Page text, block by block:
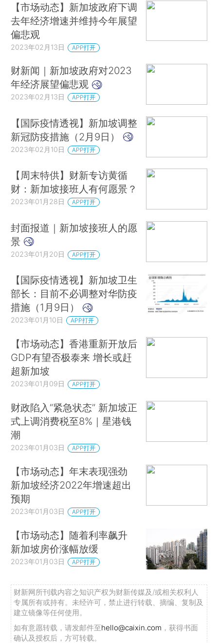
【市场动态】新加坡政府下调
去年经济增速并维持今年展望
偏悲观
2023年02月13日 APP打开
财新闻｜新加坡政府对2023
年经济展望偏悲观
2023年02月13日 APP打开
【国际疫情透视】新加坡调整
新冠防疫措施（2月9日）
2023年02月10日 APP打开
【周末特供】财新专访黄循
财：新加坡接班人有何愿景？
2023年01月28日 APP打开
封面报道｜新加坡接班人的愿
景
2023年01月20日 APP打开
【国际疫情透视】新加坡卫生
部长：目前不必调整对华防疫
措施（1月9日）
2023年01月10日 APP打开
【市场动态】香港重新开放后
GDP有望否极泰来 增长或赶
超新加坡
2023年01月09日 APP打开
财政陷入“紧急状态” 新加坡正
式上调消费税至8%｜星港钱
潮
2023年01月03日 APP打开
【市场动态】年末表现强劲
新加坡经济2022年增速超出
预期
2023年01月03日 APP打开
【市场动态】随着利率飙升
新加坡房价涨幅放缓
2023年01月03日 APP打开
财新网所刊载内容之知识产权为财新传媒及/或相关权利人
专属所有或持有。未经许可，禁止进行转载、摘编、复制及
建立镜像等任何使用。
如有意愿转载，请发邮件至hello@caixin.com ，获得书面
确认及授权后，方可转载。